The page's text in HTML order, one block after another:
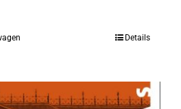
Details